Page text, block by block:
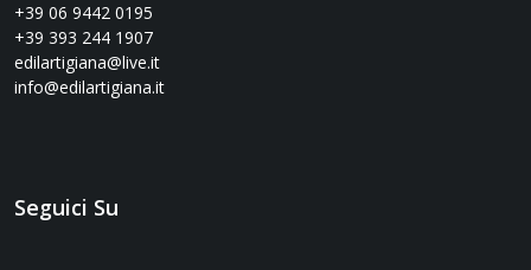
+39 06 9442 0195
+39 393 244 1907
edilartigiana@live.it
info@edilartigiana.it
Seguici Su